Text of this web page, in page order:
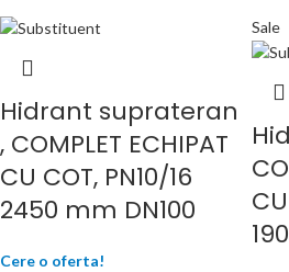
Hidrant suprateran
, COMPLET ECHIPAT
CU COT, PN10/16
2450 mm DN100
Cere o oferta!
Sale